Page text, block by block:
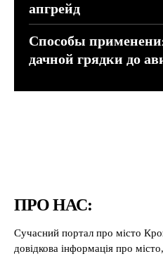
апгрейд
Способы
дачной грядки до
ПРО НАС:
Сучасний портал про місто
довідкова інформація про